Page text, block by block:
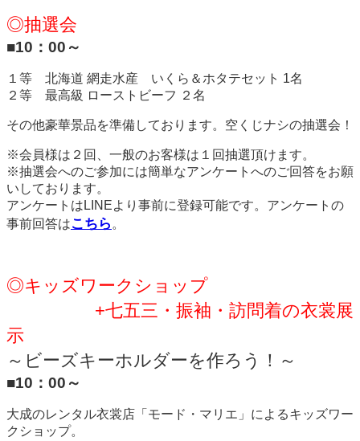
◎抽選会
■10：00～
１等 北海道 網走水産 いくら＆ホタテセット 1名
２等 最高級 ローストビーフ ２名
その他豪華景品を準備しております。空くじナシの抽選会！
※会員様は２回、一般のお客様は１回抽選頂けます。
※抽選会へのご参加には簡単なアンケートへのご回答をお願
いしております。
アンケートはLINEより事前に登録可能です。アンケートの
事前回答はこちら 。
◎キッズワークショップ
+七五三・振袖・訪問着の衣裳展
示
～ビーズキーホルダーを作ろう！～
■10：00～
大成のレンタル衣裳店「モード・マリエ」によるキッズワー
クショップ。